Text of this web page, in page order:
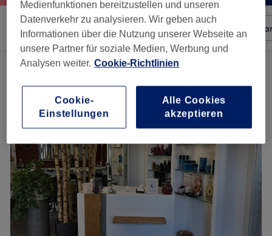
Sortieren nach Beliebiger Preis Besonderheiten
Ein Salon, der anbietet:
Medienfunktionen bereitzustellen und unseren
Datenverkehr zu analysieren. Wir geben auch
Informationen über die Nutzung unserer Webseite an
unsere Partner für soziale Medien, Werbung und
Analysen weiter. Cookie-Richtlinien
Cookie-
Einstellungen
Alle Cookies
akzeptieren